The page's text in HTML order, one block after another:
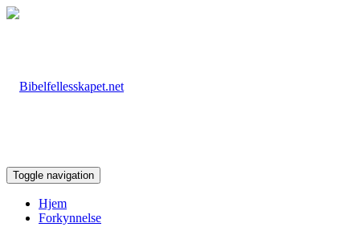
Toggle navigation
Hjem
Forkynnelse